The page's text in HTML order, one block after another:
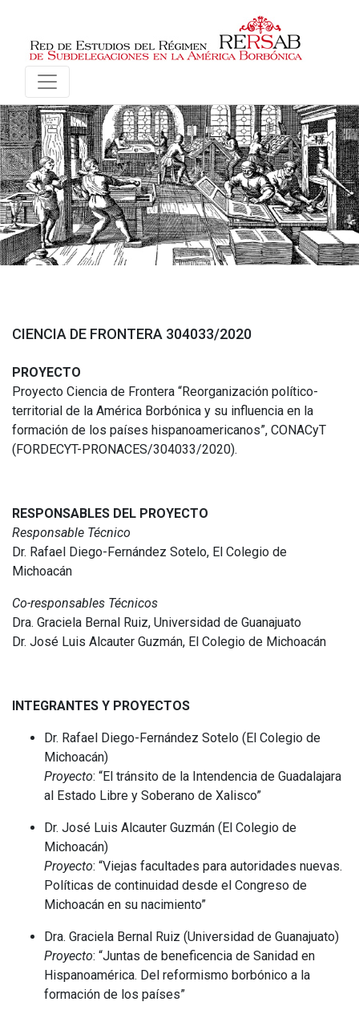
CIENCIA DE FRONTERA 304033/2020
PROYECTO
Proyecto Ciencia de Frontera “Reorganización político-
territorial de la América Borbónica y su influencia en la
formación de los países hispanoamericanos”, CONACyT
(FORDECYT-PRONACES/304033/2020).
RESPONSABLES DEL PROYECTO
Responsable Técnico
Dr. Rafael Diego-Fernández Sotelo, El Colegio de
Michoacán
Co-responsables Técnicos
Dra. Graciela Bernal Ruiz, Universidad de Guanajuato
Dr. José Luis Alcauter Guzmán, El Colegio de Michoacán
INTEGRANTES Y PROYECTOS
Dr. Rafael Diego-Fernández Sotelo (El Colegio de
Michoacán)
Proyecto: “El tránsito de la Intendencia de Guadalajara
al Estado Libre y Soberano de Xalisco”
Dr. José Luis Alcauter Guzmán (El Colegio de
Michoacán)
Proyecto: “Viejas facultades para autoridades nuevas.
Políticas de continuidad desde el Congreso de
Michoacán en su nacimiento”
Dra. Graciela Bernal Ruiz (Universidad de Guanajuato)
Proyecto: “Juntas de beneficencia de Sanidad en
Hispanoamérica. Del reformismo borbónico a la
formación de los países”